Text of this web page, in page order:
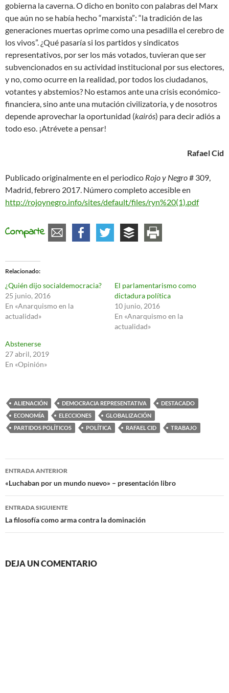
gobierna la caverna. O dicho en bonito con palabras del Marx
que aún no se había hecho “marxista”: “la tradición de las
generaciones muertas oprime como una pesadilla el cerebro de
los vivos”. ¿Qué pasaría si los partidos y sindicatos
representativos, por ser los más votados, tuvieran que ser
subvencionados en su actividad institucional por sus electores,
y no, como ocurre en la realidad, por todos los ciudadanos,
votantes y abstemios? No estamos ante una crisis económico-
financiera, sino ante una mutación civilizatoria, y de nosotros
depende aprovechar la oportunidad (kairós) para decir adiós a
todo eso. ¡Atrévete a pensar!
Rafael Cid
Publicado originalmente en el periodico Rojo y Negro# 309,
Madrid, febrero 2017. Número completo accesible en
http://rojoynegro.info/sites/default/files/ryn%20(1).pdf
Comparte
Relacionado
¿Quién dijo socialdemocracia?
25 junio, 2016
En «Anarquismo en la
actualidad»
El parlamentarismo como
dictadura política
10 junio, 2016
En «Anarquismo en la
actualidad»
Abstenerse
27 abril, 2019
En «Opinión»
ALIENACIÓN DEMOCRACIA REPRESENTATIVA
DESTACADO
ECONOMÍA
ELECCIONES
GLOBALIZACIÓN
PARTIDOS POLÍTICOS
POLÍTICA RAFAEL CID TRABAJO
Navegación
de
entradas
ENTRADA ANTERIOR
«Luchaban por un mundo nuevo» – presentación libro
ENTRADA SIGUIENTE
La filosofía como arma contra la dominación
DEJA UN COMENTARIO